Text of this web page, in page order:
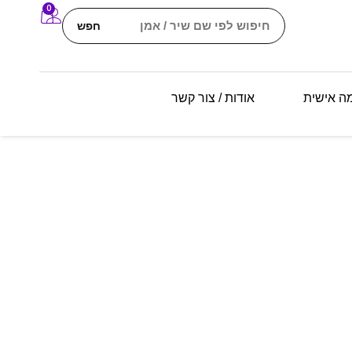
חפש
0
אישית אודות / צור קשר